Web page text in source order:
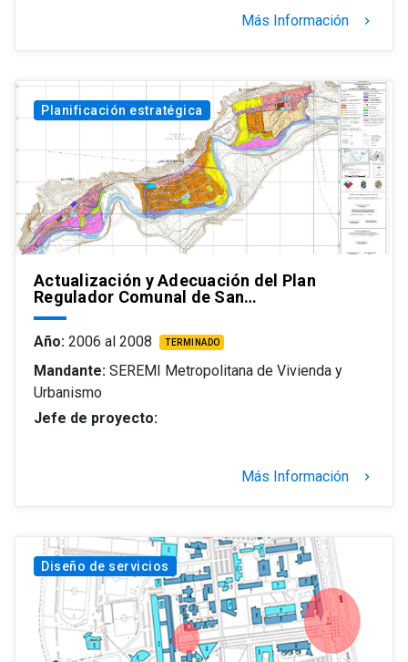
Más Información keyboard_arrow_right
Planificación estratégica
Actualización y Adecuación del Plan
Regulador Comunal de San…
Año: 2006 al 2008 TERMINADO
Mandante: SEREMI Metropolitana de Vivienda y
Urbanismo
Jefe de proyecto:
Más Información keyboard_arrow_right
Diseño de servicios